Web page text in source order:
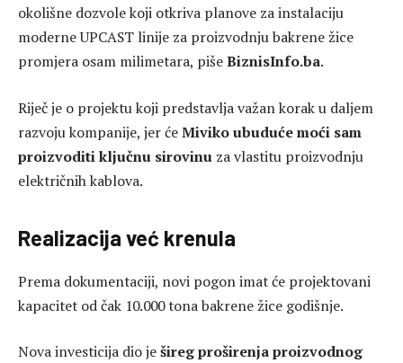
okolišne dozvole koji otkriva planove za instalaciju
moderne UPCAST linije za proizvodnju bakrene žice
promjera osam milimetara, pišeBiznisInfo.ba.
Riječ je o projektu koji predstavlja važan korak u daljem
razvoju kompanije, jer ćeMiviko ubuduće moći sam
proizvoditi ključnu sirovinu za vlastitu proizvodnju
električnih kablova.
Realizacija već krenula
Prema dokumentaciji, novi pogon imat će projektovani
kapacitet od čak 10.000 tona bakrene žice godišnje.
Nova investicija dio ješireg proširenja proizvodnog